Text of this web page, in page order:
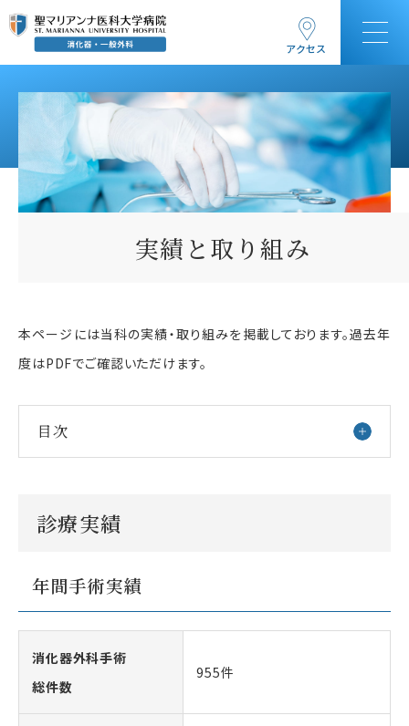
アクセス
実績と取り組み
本ページには当科の実績・取り組みを掲載しております。過去年
度はPDFでご確認いただけます。
目次
診療実績
年間手術実績
消化器外科手術
総件数
955件